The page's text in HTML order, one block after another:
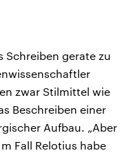
Schreiben gerate zu
zwar Stilmittel wie
Beschreiben einer
Aufbau. „Aber
Fall Relotius habe